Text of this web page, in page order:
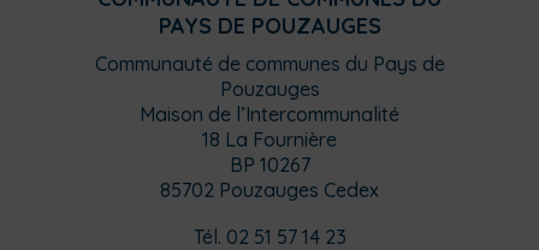
PAYS DE POUZAUGES
Communauté de communes du Pays de
Pouzauges
Maison de l’Intercommunalité
18 La Fournière
BP 10267
85702 Pouzauges Cedex
Tél. 02 51 57 14 23